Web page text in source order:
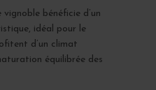
vignoble bénéficie d’un
idéal pour le
d’un climat
équilibrée des